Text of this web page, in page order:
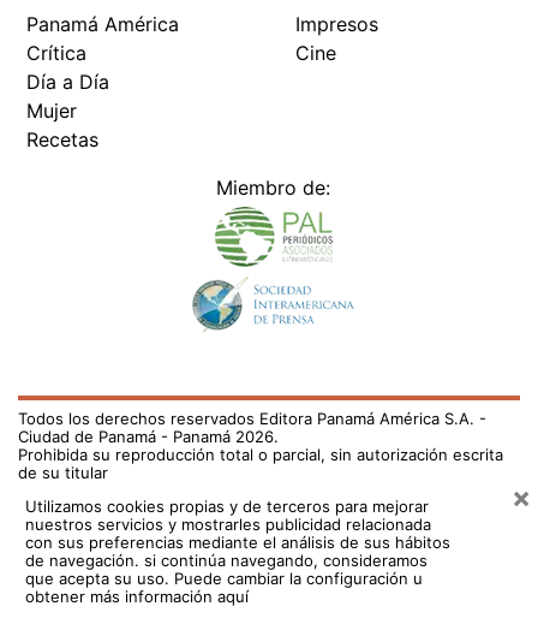
Panamá América
Crítica
Día a Día
Mujer
Recetas
Impresos
Cine
Miembro de:
Todos los derechos reservados Editora Panamá América S.A. -
Ciudad de Panamá - Panamá 2026.
Prohibida su reproducción total o parcial, sin autorización escrita
de su titular
Utilizamos cookies propias y de terceros para mejorar
nuestros servicios y mostrarles publicidad relacionada
con sus preferencias mediante el análisis de sus hábitos
de navegación. si continúa navegando, consideramos
que acepta su uso. Puede cambiar la configuración u
obtener más información aquí
×